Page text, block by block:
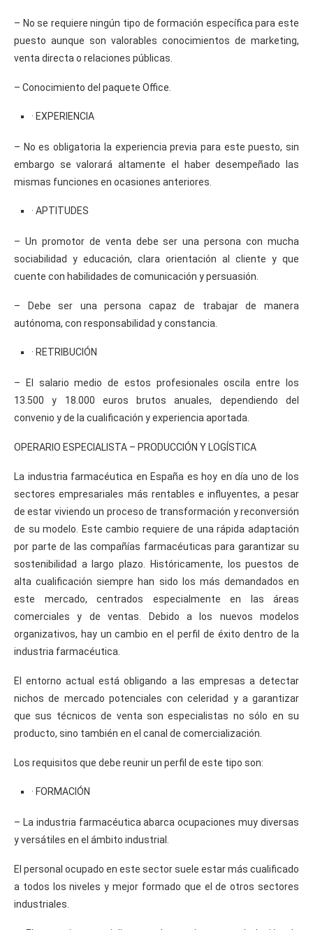
– No se requiere ningún tipo de formación específica para este
puesto aunque son valorables conocimientos de marketing,
venta directa o relaciones públicas.
– Conocimiento del paquete Office.
· EXPERIENCIA
– No es obligatoria la experiencia previa para este puesto, sin
embargo se valorará altamente el haber desempeñado las
mismas funciones en ocasiones anteriores.
· APTITUDES
– Un promotor de venta debe ser una persona con mucha
sociabilidad y educación, clara orientación al cliente y que
cuente con habilidades de comunicación y persuasión.
– Debe ser una persona capaz de trabajar de manera
autónoma, con responsabilidad y constancia.
· RETRIBUCIÓN
– El salario medio de estos profesionales oscila entre los
13.500 y 18.000 euros brutos anuales, dependiendo del
convenio y de la cualificación y experiencia aportada.
OPERARIO ESPECIALISTA – PRODUCCIÓN Y LOGÍSTICA
La industria farmacéutica en España es hoy en día uno de los
sectores empresariales más rentables e influyentes, a pesar
de estar viviendo un proceso de transformación y reconversión
de su modelo. Este cambio requiere de una rápida adaptación
por parte de las compañías farmacéuticas para garantizar su
sostenibilidad a largo plazo. Históricamente, los puestos de
alta cualificación siempre han sido los más demandados en
este mercado, centrados especialmente en las áreas
comerciales y de ventas. Debido a los nuevos modelos
organizativos, hay un cambio en el perfil de éxito dentro de la
industria farmacéutica.
El entorno actual está obligando a las empresas a detectar
nichos de mercado potenciales con celeridad y a garantizar
que sus técnicos de venta son especialistas no sólo en su
producto, sino también en el canal de comercialización.
Los requisitos que debe reunir un perfil de este tipo son:
· FORMACIÓN
– La industria farmacéutica abarca ocupaciones muy diversas
y versátiles en el ámbito industrial.
El personal ocupado en este sector suele estar más cualificado
a todos los niveles y mejor formado que el de otros sectores
industriales.